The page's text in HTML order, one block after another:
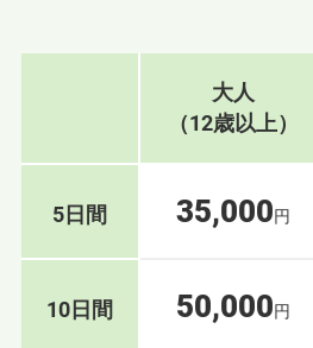
大人
（12歳以上）
5日間 35,000円
10日間 50,000円